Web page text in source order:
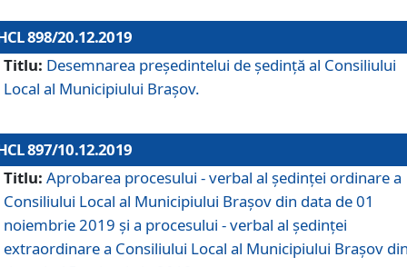
898/20.12.2019
Titlu: Desemnarea preşedintelui de şedinţă al Consiliului
Local al Municipiului Braşov.
897/10.12.2019
Titlu: Aprobarea procesului - verbal al şedinţei ordinare a
Consiliului Local al Municipiului Brașov din data de 01
noiembrie 2019 și a procesului - verbal al ședinței
extraordinare a Consiliului Local al Municipiului Brașov